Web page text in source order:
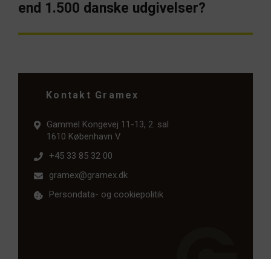
end 1.500 danske udgivelser?
Kontakt Gramex
Gammel Kongevej 11-13, 2. sal
1610 København V
+45 33 85 32 00
gramex@gramex.dk
Persondata- og cookiepolitik